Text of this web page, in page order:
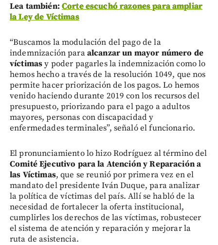
Lea también: Corte escuchó razones para ampliar
la Ley de Víctimas
“Buscamos la modulación del pago de la
indemnización paraalcanzar un mayor número de
víctimasy poder pagarles la indemnización como lo
hemos hecho a través de la resolución 1049, que nos
permite hacer priorización de los pagos. Lo hemos
venido haciendo durante 2019 con los recursos del
presupuesto, priorizando para el pago a adultos
mayores, personas con discapacidad y
enfermedades terminales”, señaló el funcionario.
El pronunciamiento lo hizo Rodríguez al término del
Comité Ejecutivo para la Atención y Reparación a
las Víctimas, que se reunió por primera vez en el
mandato del presidente Iván Duque, para analizar
la política de víctimas del país. Allí se habló de la
necesidad de fortalecer la oferta institucional,
cumplirles los derechos de las víctimas, robustecer
el sistema de atención y reparación y mejorar la
ruta de asistencia.